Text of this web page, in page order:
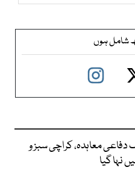
شامل ہوں
معاہدہ، کراچی سبز و
نہا گیا